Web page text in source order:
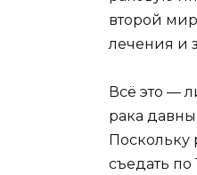
второй
лечения и
Всё это —
рака
Поскольку
съедать